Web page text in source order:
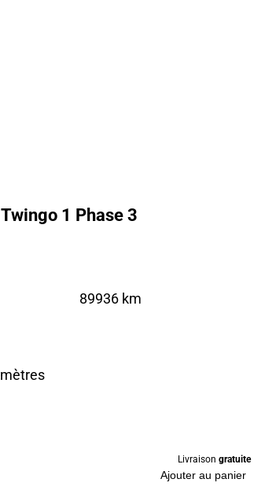
1 Phase 3
89936 km
Livraison gratuite
Ajouter au panier